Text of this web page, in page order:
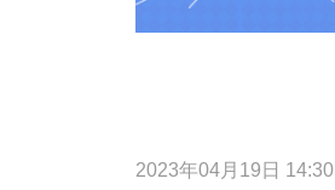
2023年04月19日 14:30